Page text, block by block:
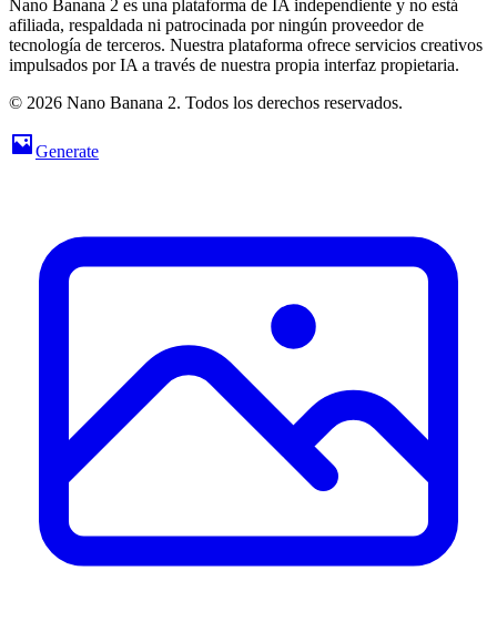
Nano Banana 2 es una plataforma de IA independiente y no está
afiliada, respaldada ni patrocinada por ningún proveedor de
tecnología de terceros. Nuestra plataforma ofrece servicios creativos
impulsados por IA a través de nuestra propia interfaz propietaria.
© 2026 Nano Banana 2. Todos los derechos reservados.
Generate